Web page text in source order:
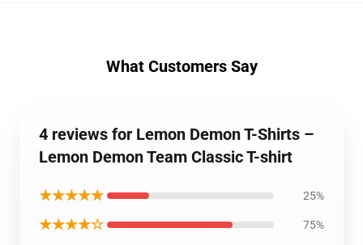
What Customers Say
4 reviews for Lemon Demon T-Shirts –
Lemon Demon Team Classic T-shirt
★★★★★ 25%
★★★★☆ 75%